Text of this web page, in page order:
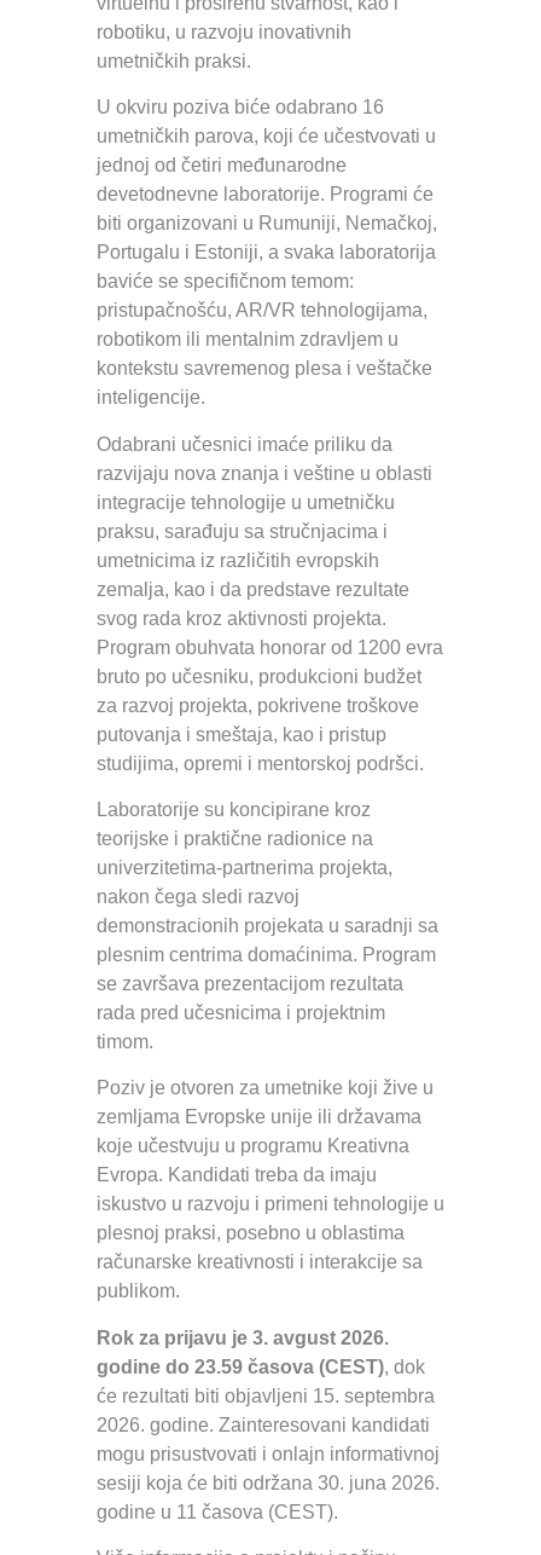
robotiku, u razvoju inovativnih
umetničkih praksi.
U okviru poziva biće odabrano 16
umetničkih parova, koji će učestvovati u
jednoj od četiri međunarodne
devetodnevne laboratorije. Programi će
biti organizovani u Rumuniji, Nemačkoj,
Portugalu i Estoniji, a svaka laboratorija
baviće se specifičnom temom:
pristupačnošću, AR/VR tehnologijama,
robotikom ili mentalnim zdravljem u
kontekstu savremenog plesa i veštačke
inteligencije.
Odabrani učesnici imaće priliku da
razvijaju nova znanja i veštine u oblasti
integracije tehnologije u umetničku
praksu, sarađuju sa stručnjacima i
umetnicima iz različitih evropskih
zemalja, kao i da predstave rezultate
svog rada kroz aktivnosti projekta.
Program obuhvata honorar od 1200 evra
bruto po učesniku, produkcioni budžet
za razvoj projekta, pokrivene troškove
putovanja i smeštaja, kao i pristup
studijima, opremi i mentorskoj podršci.
Laboratorije su koncipirane kroz
teorijske i praktične radionice na
univerzitetima-partnerima projekta,
nakon čega sledi razvoj
demonstracionih projekata u saradnji sa
plesnim centrima domaćinima. Program
se završava prezentacijom rezultata
rada pred učesnicima i projektnim
timom.
Poziv je otvoren za umetnike koji žive u
zemljama Evropske unije ili državama
koje učestvuju u programu Kreativna
Evropa. Kandidati treba da imaju
iskustvo u razvoju i primeni tehnologije u
plesnoj praksi, posebno u oblastima
računarske kreativnosti i interakcije sa
publikom.
Rok za prijavu je 3. avgust 2026.
godine do 23.59 časova (CEST), dok
će rezultati biti objavljeni 15. septembra
2026. godine. Zainteresovani kandidati
mogu prisustvovati i onlajn informativnoj
sesiji koja će biti održana 30. juna 2026.
godine u 11 časova (CEST).